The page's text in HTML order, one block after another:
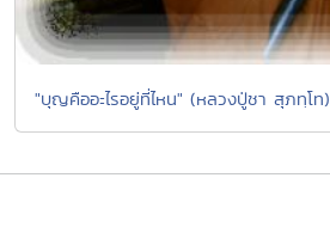
"บุญคืออะไรอยู่ที่ไหน" (หลวงปู่ชา สุภทฺโท)